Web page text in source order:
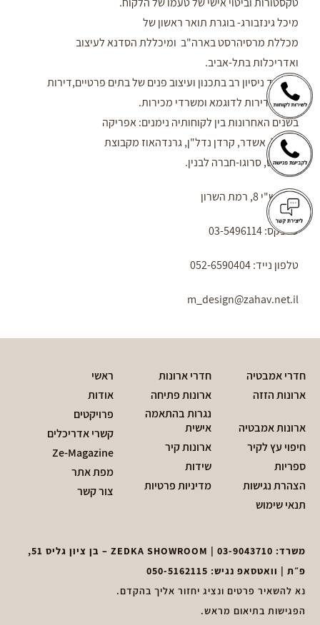
מיכל גינזבורג- בוגרת תואר ראשון של
מכללת מרסיהרסט בארה"ב ומיכללת הסדנא לעיצוב
ואדריכלות בתל-אביב.
למשרד ניסיון רב בתכנון ועיצוב פנים של בתים פרטיים,דירות
יוקרה, דירות לדוגמא ומשרדי מכירות.
בשנים האחרונות בין לקוחותיה נימנים: אפריקה
ישראל, אשדר, קרדן נדל"ן, גרנדהאוז מקבוצת
בליליוס, סרוגו-חברה לבנין.
רח' רש"י 8, רמת השרון
טלפקס: 03-5496114
טלפון נייד: 052-6590404
m_design@zahav.net.il
חדרי אמבטיה
חדרי ארונות
ארונות הזזה
ארונות פתיחה
ארונות אמבטיה
נגרות בהתאמה
אישית
חיפוי עץ לקיר
ארונות קיר
ספריות
שידות
הצהרת נגישות
מדיניות פרטיות
תנאי שימוש
ראשי
אודות
פרויקטים
קשרי אדריכלים
Ze-Magazine
מפת אתר
צור קשר
משרד: 03-9043710
| ZEDKA SHOWROOM – בן ציון גליס 51,
פ״ת | וואטסאפ נגיש: 050-5162115
נא להשאיר פרטים ונציג יחזור אליך בהקדם.
הפגישות בתיאום מראש.